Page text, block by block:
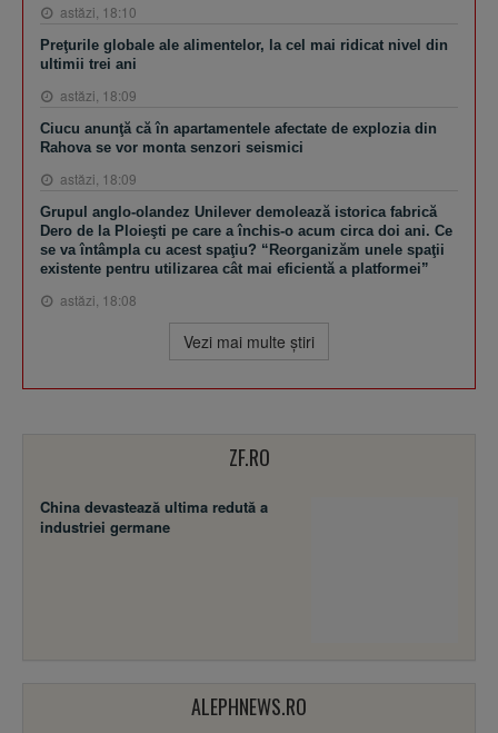
astăzi, 18:10
Preţurile globale ale alimentelor, la cel mai ridicat nivel din
ultimii trei ani
astăzi, 18:09
Ciucu anunţă că în apartamentele afectate de explozia din
Rahova se vor monta senzori seismici
astăzi, 18:09
Grupul anglo-olandez Unilever demolează istorica fabrică
Dero de la Ploieşti pe care a închis-o acum circa doi ani. Ce
se va întâmpla cu acest spaţiu? “Reorganizăm unele spaţii
existente pentru utilizarea cât mai eficientă a platformei”
astăzi, 18:08
Vezi mai multe ştiri
ZF.RO
China devastează ultima redută a
industriei germane
ALEPHNEWS.RO